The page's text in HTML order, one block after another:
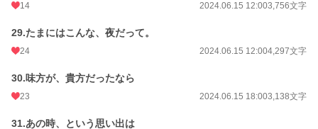
14 2024.06.15 12:003,756文字
29.たまにはこんな、夜だって。
24 2024.06.15 12:004,297文字
30.味方が、貴方だったなら
23 2024.06.15 18:003,138文字
31.あの時、という思い出は